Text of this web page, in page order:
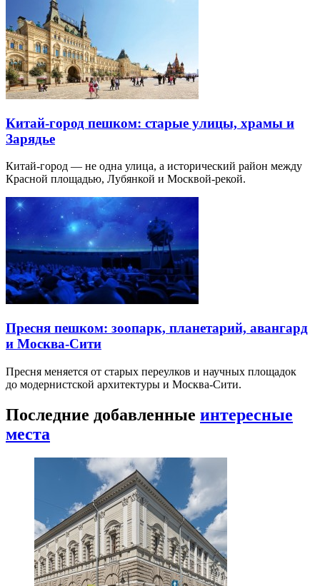
Китай-город пешком: старые улицы, храмы и
Зарядье
Китай-город — не одна улица, а исторический район между
Красной площадью, Лубянкой и Москвой-рекой.
Пресня пешком: зоопарк, планетарий, авангард
и Москва-Сити
Пресня меняется от старых переулков и научных площадок
до модернистской архитектуры и Москва-Сити.
Последние добавленные интересные
места